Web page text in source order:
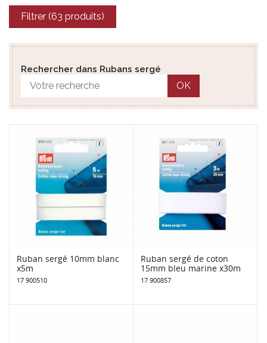
Filtrer (63 produits)
Rechercher dans Rubans sergé
OK
Ruban sergé 10mm blanc
x5m
17 900510
Ruban sergé de coton
15mm bleu marine x30m
17 900857